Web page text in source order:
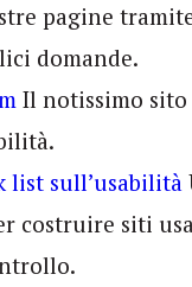
pagine
domande.
Il notissimo sito
list sull’usabilità
costruire siti